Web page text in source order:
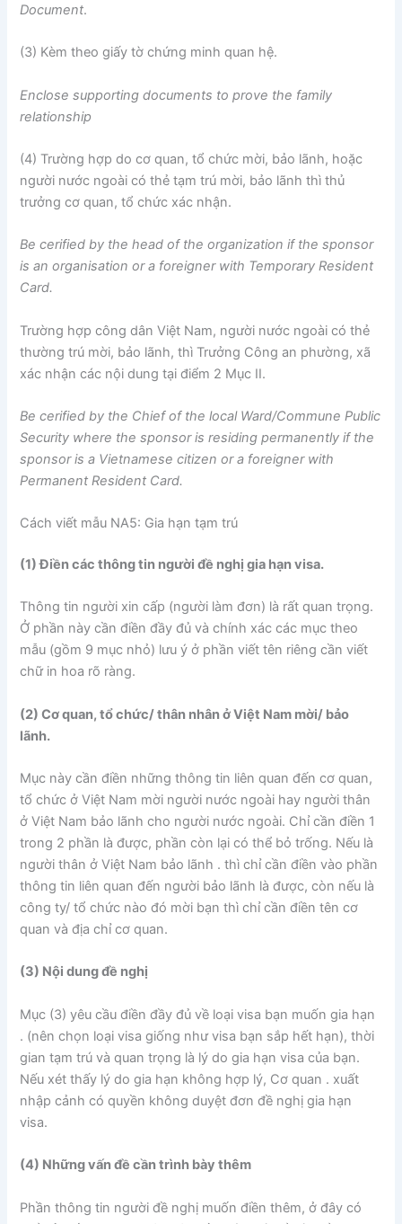
Document.
(3) Kèm theo giấy tờ chứng minh quan hệ.
Enclose supporting documents to prove the family
relationship
(4) Trường hợp do cơ quan, tổ chức mời, bảo lãnh, hoặc
người nước ngoài có thẻ tạm trú mời, bảo lãnh thì thủ
trưởng cơ quan, tổ chức xác nhận.
Becerified by the head of the organization if the sponsor
is an organisation or a foreigner with Temporary Resident
Card.
Trường hợp công dân Việt Nam, người nước ngoài có thẻ
thường trú mời, bảo lãnh, thì Trưởng Công an phường, xã
xác nhận các nội dung tại điểm 2 Mục II.
Becerified by the Chief of the local Ward/Commune Public
Security where the sponsor is residing permanently if the
sponsor is a Vietnamese citizen or a foreigner with
Permanent Resident Card.
Cách viết mẫu NA5: Gia hạn tạm trú
(1) Điền các thông tin người đề nghị gia hạn visa.
Thông tin người xin cấp (người làm đơn) là rất quan trọng.
Ở phần này cần điền đầy đủ và chính xác các mục theo
mẫu (gồm 9 mục nhỏ) lưu ý ở phần viết tên riêng cần viết
chữ in hoa rõ ràng.
(2) Cơ quan, tổ chức/ thân nhân ở Việt Nam mời/ bảo
lãnh.
Mục này cần điền những thông tin liên quan đến cơ quan,
tổ chức ở Việt Nam mời người nước ngoài hay người thân
ở Việt Nam bảo lãnh cho người nước ngoài. Chỉ cần điền 1
trong 2 phần là được, phần còn lại có thể bỏ trống. Nếu là
người thân ở Việt Nam bảo lãnh . thì chỉ cần điền vào phần
thông tin liên quan đến người bảo lãnh là được, còn nếu là
công ty/ tổ chức nào đó mời bạn thì chỉ cần điền tên cơ
quan và địa chỉ cơ quan.
(3) Nội dung đề nghị
Mục (3) yêu cầu điền đầy đủ về loại visa bạn muốn gia hạn
. (nên chọn loại visa giống như visa bạn sắp hết hạn), thời
gian tạm trú và quan trọng là lý do gia hạn visa của bạn.
Nếu xét thấy lý do gia hạn không hợp lý, Cơ quan . xuất
nhập cảnh có quyền không duyệt đơn đề nghị gia hạn
visa.
(4) Những vấn đề cần trình bày thêm
Phần thông tin người đề nghị muốn điền thêm, ở đây có